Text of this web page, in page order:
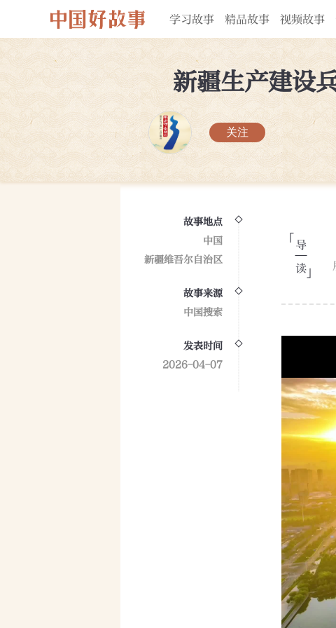
学习故事 精品故事 视频故事
新疆生产建设
关注
故事地点
中国
新疆维吾尔自治区
故事来源
中国搜索
发表时间
2026-04-07